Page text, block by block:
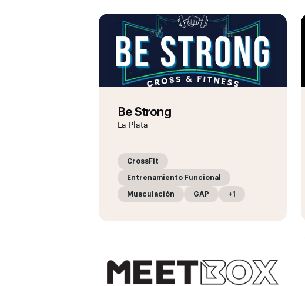
Be Strong
La Plata
CrossFit
Entrenamiento Funcional
Musculación GAP +1